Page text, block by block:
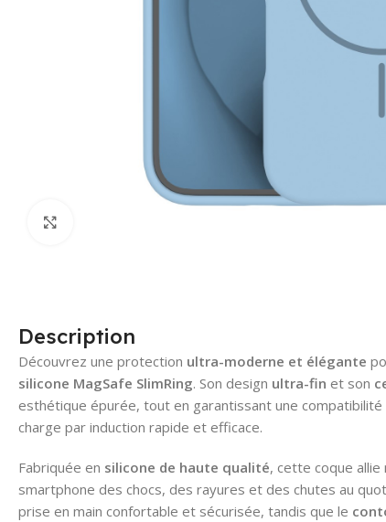
Description
Découvrez une protection ultra-moderne et élégante
silicone MagSafe SlimRing. Son design ultra-fin et son
esthétique épurée, tout en garantissant une
charge par induction rapide et efficace.
Fabriquée en silicone de haute qualité, cette coque
smartphone des chocs, des rayures et des chutes au
prise en main confortable et sécurisée, tandis que le